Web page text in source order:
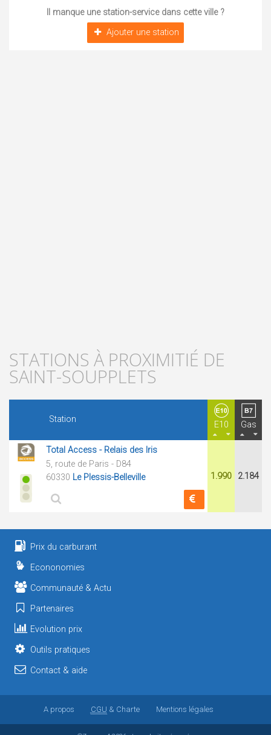
Il manque une station-service dans cette ville ?
Ajouter une station
STATIONS À PROXIMITIÉ DE
SAINT-SOUPPLETS
Station
E10 Gas
Total Access - Relais des Iris
5, route de Paris - D84
60330 Le Plessis-Belleville 1.990 2.184
Prix du carburant
Econonomies
Communauté & Actu
Partenaires
Evolution prix
Outils pratiques
Contact & aide
A propos CGU & Charte Mentions légales